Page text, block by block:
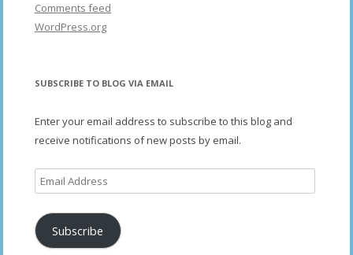
Comments feed
WordPress.org
SUBSCRIBE TO BLOG VIA EMAIL
Enter your email address to subscribe to this blog and
receive notifications of new posts by email.
Email
Address
Subscribe